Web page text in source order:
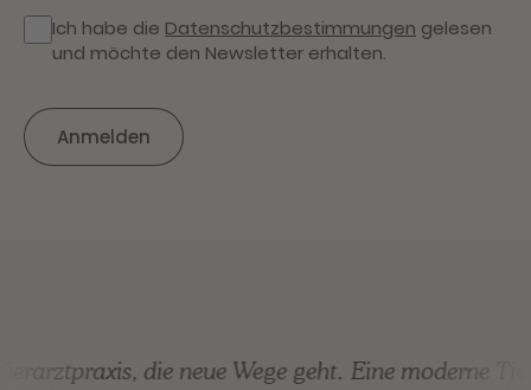
Ich habe die Datenschutzbestimmungen gelesen
und möchte den Newsletter erhalten.
die neue Wege geht. Eine moderne